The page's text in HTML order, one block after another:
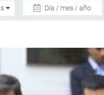
Día / mes / año